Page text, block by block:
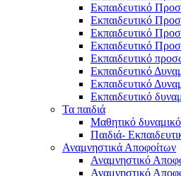
Εκπαιδευτικό
Εκπαιδευτικό
Εκπαιδευτικό
Εκπαιδευτικό
Εκπαιδευτικό
Εκπαιδευτικό
Εκπαιδευτικό
Εκπαιδευτικό
Τα παιδιά
Μαθητικό
Παιδιά-
Αναμνηστικά Αποφοίτων
Αναμνηστικό
Αναμνηστικό